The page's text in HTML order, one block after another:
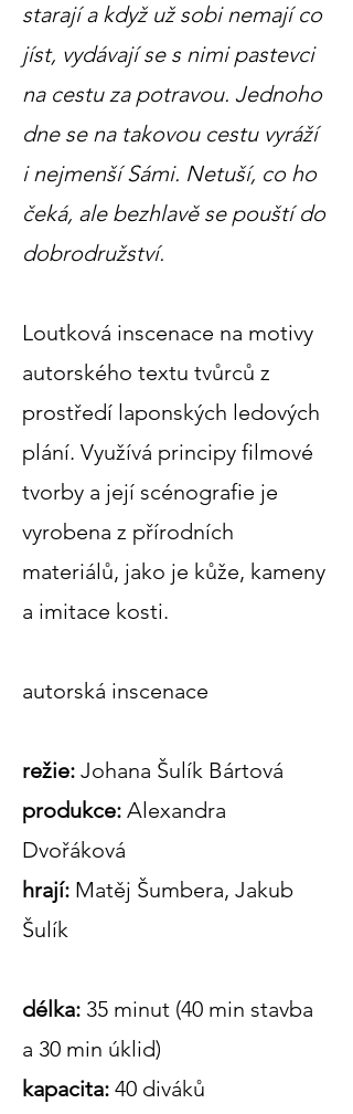
starají a když už sobi nemají co
jíst, vydávají se s nimi pastevci
na cestu za potravou. Jednoho
dne se na takovou cestu vyráží
i nejmenší Sámi. Netuší, co ho
čeká, ale bezhlavě se pouští do
dobrodružství.
Loutková inscenace na motivy
autorského textu tvůrců z
prostředí laponských ledových
plání. Využívá principy filmové
tvorby a její scénografie je
vyrobena z přírodních
materiálů, jako je kůže, kameny
a imitace kosti.
autorská inscenace
režie: Johana Šulík Bártová
produkce: Alexandra
Dvořáková
hrají: Matěj Šumbera, Jakub
Šulík
délka: 35 minut (40 min stavba
a 30 min úklid)
kapacita: 40 diváků